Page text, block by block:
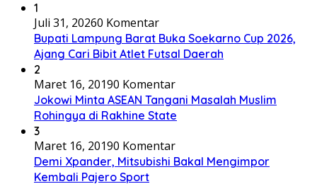
1
Juli 31, 20260 Komentar
Bupati Lampung Barat Buka Soekarno Cup 2026,
Ajang Cari Bibit Atlet Futsal Daerah
2
Maret 16, 20190 Komentar
Jokowi Minta ASEAN Tangani Masalah Muslim
Rohingya di Rakhine State
3
Maret 16, 20190 Komentar
Demi Xpander, Mitsubishi Bakal Mengimpor
Kembali Pajero Sport